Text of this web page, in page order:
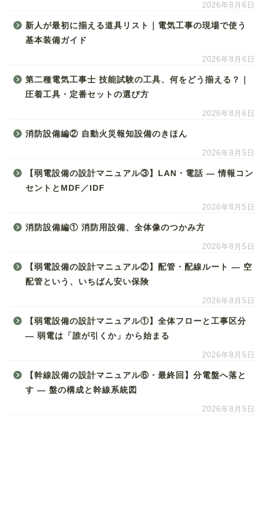
2026年8月6日
新人が最初に揃える道具リスト｜電気工事の現場で使う
基本装備ガイド
2026年8月6日
第二種電気工事士 技能試験の工具、何をどう揃える？｜
圧着工具・定番セットの選び方
2026年8月6日
消防設備編② 自動火災報知設備のきほん
2026年8月5日
【弱電設備の設計マニュアル③】LAN・電話 ― 情報コン
セントとMDF／IDF
2026年8月5日
消防設備編① 消防用設備、全体像のつかみ方
2026年8月5日
【弱電設備の設計マニュアル②】配管・配線ルート ― 空
配管という、いちばん安い保険
2026年8月5日
【弱電設備の設計マニュアル①】全体フローと工事区分
― 弱電は「誰が引くか」から始まる
2026年8月5日
【幹線設備の設計マニュアル⑥・最終回】分電盤へ落と
す ― 盤の構成と幹線系統図
2026年8月5日